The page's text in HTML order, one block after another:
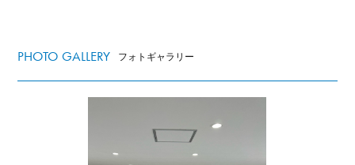
PHOTO GALLERY フォトギャラリー